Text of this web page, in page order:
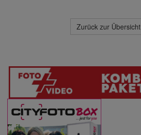
Zurück zur Übersicht